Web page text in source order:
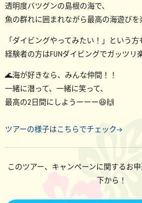
透明度バツグンの島根の海で、
魚の群れに囲まれながら最高の海遊びを
「ダイビングやってみたい！」という
経験者の方はFUNダイビングでガッツリ
🌊海が好きなら、みんな仲間！！
一緒に潜って、一緒に笑って、
最高の2日間にしようーーー😆🙌
ツアーの様子はこちらでチェック→
このツアー、キャンペーンに関するお
下から！